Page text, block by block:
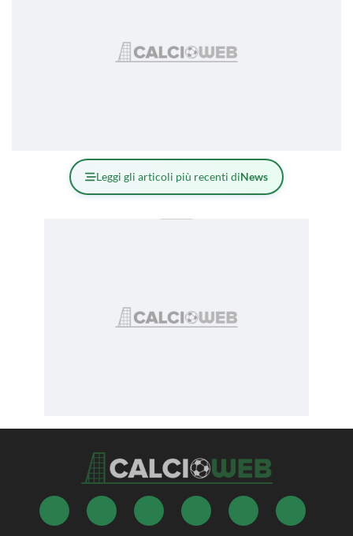
Leggi gli articoli più recenti diNews